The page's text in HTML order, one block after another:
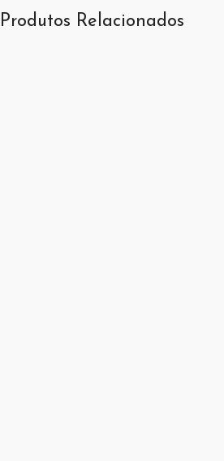
Produtos Relacionados